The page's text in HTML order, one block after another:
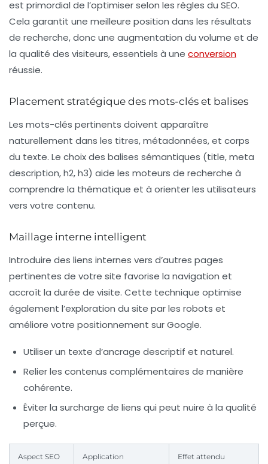
est primordial de l’optimiser selon les règles du SEO.
Cela garantit une meilleure position dans les résultats
de recherche, donc une augmentation du volume et de
la qualité des visiteurs, essentiels à une conversion
réussie.
Placement stratégique des mots-clés et balises
Les mots-clés pertinents doivent apparaître
naturellement dans les titres, métadonnées, et corps
du texte. Le choix des balises sémantiques (title, meta
description, h2, h3) aide les moteurs de recherche à
comprendre la thématique et à orienter les utilisateurs
vers votre contenu.
Maillage interne intelligent
Introduire des liens internes vers d’autres pages
pertinentes de votre site favorise la navigation et
accroît la durée de visite. Cette technique optimise
également l’exploration du site par les robots et
améliore votre positionnement sur Google.
Utiliser un texte d’ancrage descriptif et naturel.
Relier les contenus complémentaires de manière
cohérente.
Éviter la surcharge de liens qui peut nuire à la qualité
perçue.
Aspect SEO Application Effet attendu